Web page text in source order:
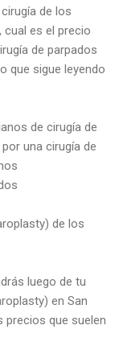
de los
cual es el precio
de parpados
que sigue leyendo
de cirugía de
una cirugía de
de los
luego de tu
en San
que suelen